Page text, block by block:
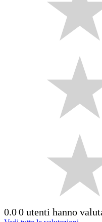
0.00 utenti hanno